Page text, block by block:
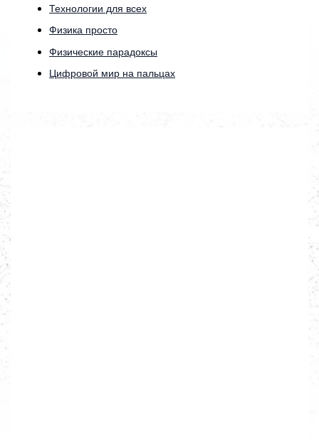
Технологии для всех
Физика просто
Физические парадоксы
Цифровой мир на пальцах